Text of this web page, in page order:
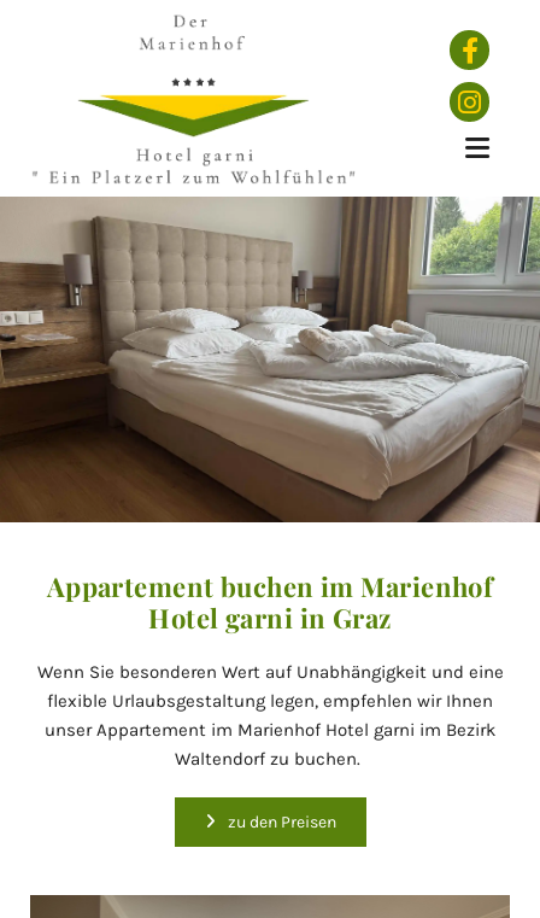
Appartement buchen im Marienhof
Hotel garni in Graz
Wenn Sie besonderen Wert auf Unabhängigkeit und eine
flexible Urlaubsgestaltung legen, empfehlen wir Ihnen
unser Appartement im Marienhof Hotel garni im Bezirk
Waltendorf zu buchen.
zu den Preisen